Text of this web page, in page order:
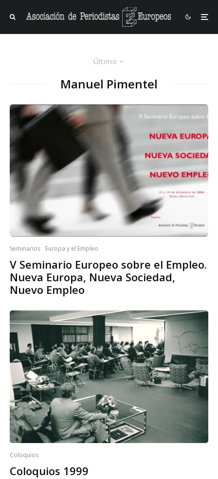
Último
Manuel Pimentel
Seminarios Europa y el Empleo
V Seminario Europeo sobre el Empleo.
Nueva Europa, Nueva Sociedad,
Nuevo Empleo
Coloquios
Coloquios 1999